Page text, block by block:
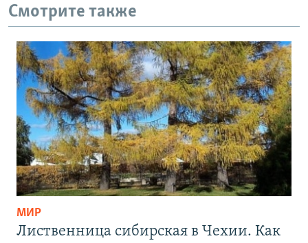
Смотрите также
МИР
Лиственница сибирская в Чехии. Как